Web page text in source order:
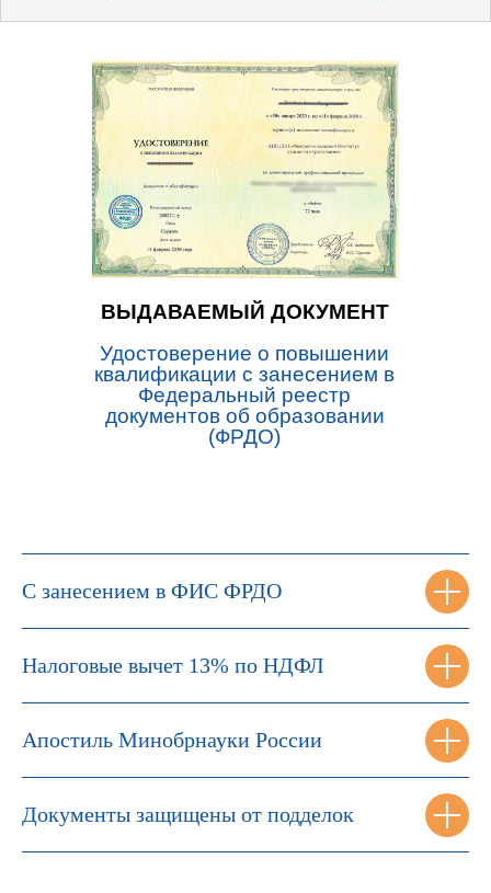
ВЫДАВАЕМЫЙ ДОКУМЕНТ
Удостоверение о повышении
квалификации с занесением в
Федеральный реестр
документов об образовании
(ФРДО)
С занесением в ФИС ФРДО
Налоговые вычет 13% по НДФЛ
Апостиль Минобрнауки России
Документы защищены от подделок